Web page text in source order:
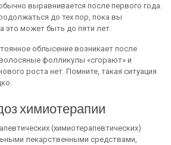
выравнивается после первого года.
до тех пор, пока вы
это может быть до пяти лет.
облысение возникает после
фолликулы «сгорают» и
роста нет. Помните, такая ситуация
химиотерапии
(химиотерапевтических)
лекарственными средствами,